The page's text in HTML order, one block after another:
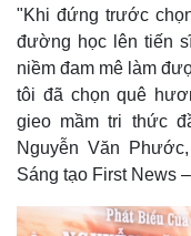
"Khi đứng trước
đường học lên tiến
niềm đam mê làm
tôi đã chọn quê
gieo mầm tri thức
Nguyễn Văn
Sáng tạo First News